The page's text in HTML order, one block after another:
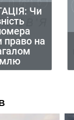
Чи
право на